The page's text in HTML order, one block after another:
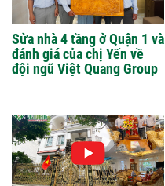
Sửa nhà 4 tầng ở Quận 1 và
đánh giá của chị Yến về
đội ngũ Việt Quang Group